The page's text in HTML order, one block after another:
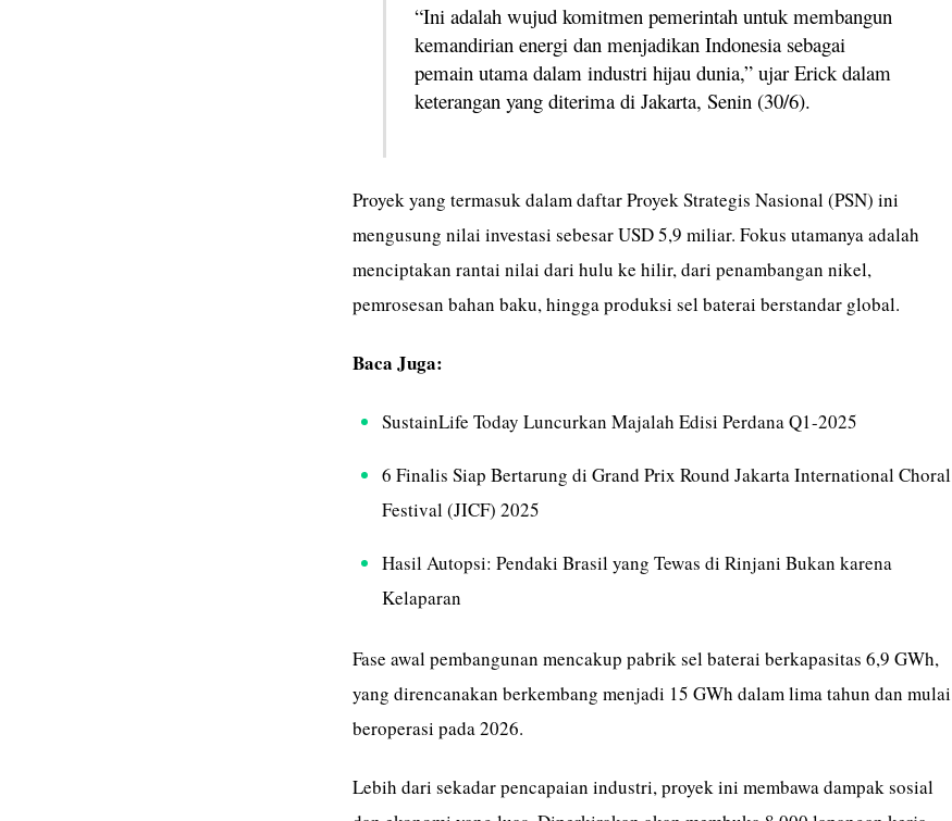
“Ini adalah wujud komitmen pemerintah untuk membangun
kemandirian energi dan menjadikan Indonesia sebagai
pemain utama dalam industri hijau dunia,” ujar Erick dalam
keterangan yang diterima di Jakarta, Senin (30/6).
Proyek yang termasuk dalam daftar Proyek Strategis Nasional (PSN) ini
mengusung nilai investasi sebesar USD 5,9 miliar. Fokus utamanya adalah
menciptakan rantai nilai dari hulu ke hilir, dari penambangan nikel,
pemrosesan bahan baku, hingga produksi sel baterai berstandar global.
Baca Juga:
SustainLife Today Luncurkan Majalah Edisi Perdana Q1-2025
6 Finalis Siap Bertarung di Grand Prix Round Jakarta International Choral
Festival (JICF) 2025
Hasil Autopsi: Pendaki Brasil yang Tewas di Rinjani Bukan karena
Kelaparan
Fase awal pembangunan mencakup pabrik sel baterai berkapasitas 6,9 GWh,
yang direncanakan berkembang menjadi 15 GWh dalam lima tahun dan mulai
beroperasi pada 2026.
Lebih dari sekadar pencapaian industri, proyek ini membawa dampak sosial